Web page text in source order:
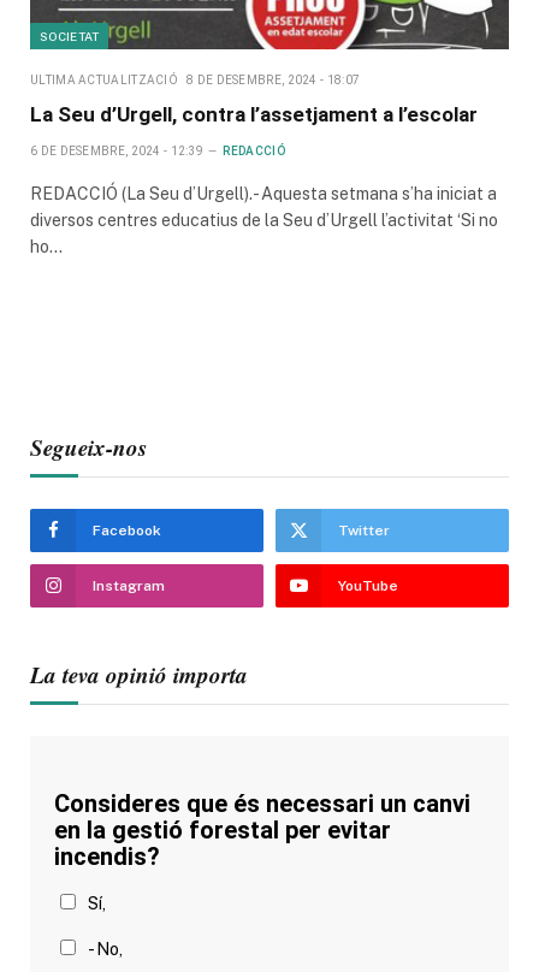
SOCIETAT
ULTIMA ACTUALITZACIÓ 8 DE DESEMBRE, 2024 - 18:07
La Seu d’Urgell, contra l’assetjament a l’escolar
6 DE DESEMBRE, 2024 - 12:39 REDACCIÓ
REDACCIÓ (La Seu d’Urgell).- Aquesta setmana s’ha iniciat a
diversos centres educatius de la Seu d’Urgell l’activitat ‘Si no
ho…
Segueix-nos
Facebook Twitter
Instagram YouTube
La teva opinió importa
Consideres que és necessari un canvi
en la gestió forestal per evitar
incendis?
Sí,
- No,